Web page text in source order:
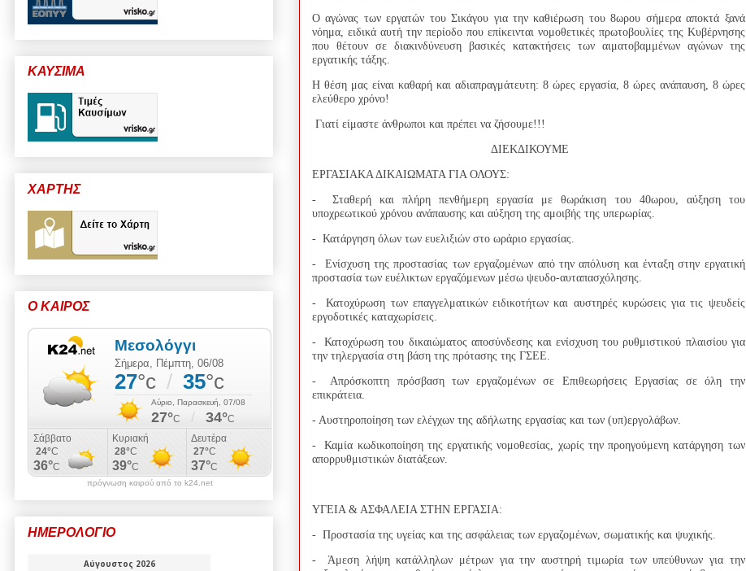
Ο αγώνας των εργατών του Σικάγου για την καθιέρωση του 8ωρου σήμερα αποκτά ξανά
νόημα, ειδικά αυτή την περίοδο που επίκεινται νομοθετικές πρωτοβουλίες της Κυβέρνησης
που θέτουν σε διακινδύνευση βασικές κατακτήσεις των αιματοβαμμένων αγώνων της
εργατικής τάξης.
Η θέση μας είναι καθαρή και αδιαπραγμάτευτη: 8 ώρες εργασία, 8 ώρες ανάπαυση, 8 ώρες
ελεύθερο χρόνο!
Γιατί είμαστε άνθρωποι και πρέπει να ζήσουμε!!!
ΔΙΕΚΔΙΚΟΥΜΕ
ΕΡΓΑΣΙΑΚΑ ΔΙΚΑΙΩΜΑΤΑ ΓΙΑ ΟΛΟΥΣ:
- Σταθερή και πλήρη πενθήμερη εργασία με θωράκιση του 40ωρου, αύξηση του
υποχρεωτικού χρόνου ανάπαυσης και αύξηση της αμοιβής της υπερωρίας.
- Κατάργηση όλων των ευελιξιών στο ωράριο εργασίας.
- Ενίσχυση της προστασίας των εργαζομένων από την απόλυση και ένταξη στην εργατική
προστασία των ευέλικτων εργαζόμενων μέσω ψευδο-αυταπασχόλησης.
- Κατοχύρωση των επαγγελματικών ειδικοτήτων και αυστηρές κυρώσεις για τις ψευδείς
εργοδοτικές καταχωρίσεις.
- Κατοχύρωση του δικαιώματος αποσύνδεσης και ενίσχυση του ρυθμιστικού πλαισίου για
την τηλεργασία στη βάση της πρότασης της ΓΣΕΕ.
- Απρόσκοπτη πρόσβαση των εργαζομένων σε Επιθεωρήσεις Εργασίας σε όλη την
επικράτεια.
- Αυστηροποίηση των ελέγχων της αδήλωτης εργασίας και των (υπ)εργολάβων.
- Καμία κωδικοποίηση της εργατικής νομοθεσίας, χωρίς την προηγούμενη κατάργηση των
απορρυθμιστικών διατάξεων.
ΥΓΕΙΑ & ΑΣΦΑΛΕΙΑ ΣΤΗΝ ΕΡΓΑΣΙΑ:
- Προστασία της υγείας και της ασφάλειας των εργαζομένων, σωματικής και ψυχικής.
- Άμεση λήψη κατάλληλων μέτρων για την αυστηρή τιμωρία των υπεύθυνων για την
ΚΑΥΣΙΜΑ
ΧΑΡΤΗΣ
Ο ΚΑΙΡΟΣ
πρόγνωση καιρού από το k24.net
ΗΜΕΡΟΛΟΓΙΟ